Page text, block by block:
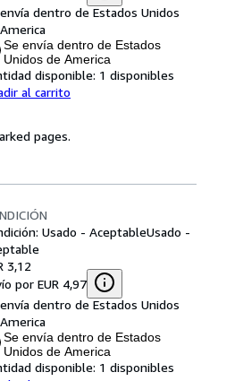
dentro de Estados Unidos
Se envía dentro de Estados
Unidos de America
disponible: 1 disponibles
al carrito
pages.
Usado - AceptableUsado -
3,12
por EUR 4,97
dentro de Estados Unidos
Se envía dentro de Estados
Unidos de America
disponible: 1 disponibles